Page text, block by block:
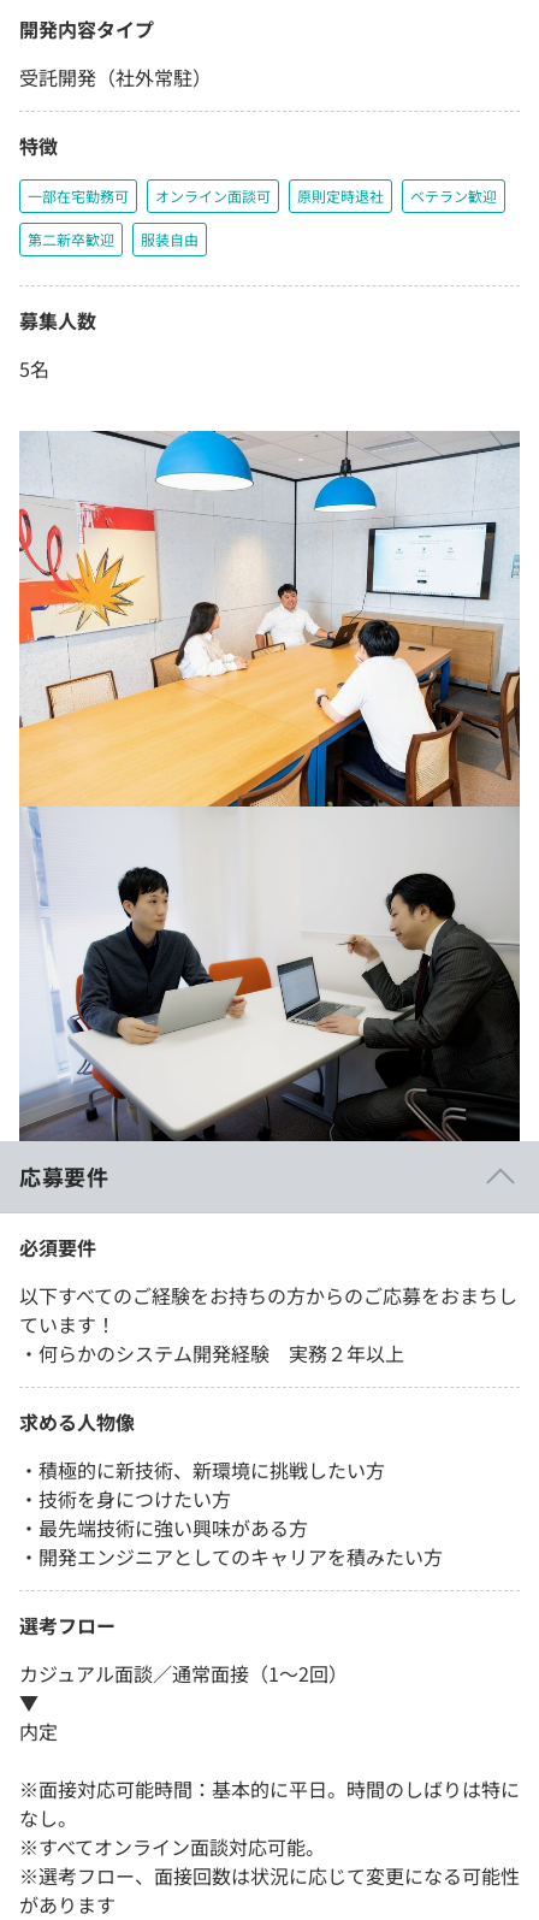
開発内容タイプ
受託開発（社外常駐）
特徴
一部在宅勤務可 オンライン面談可 原則定時退社 ベテラン歓迎
第二新卒歓迎 服装自由
募集人数
5名
応募要件
必須要件
以下すべてのご経験をお持ちの方からのご応募をおまちし
ています！
・何らかのシステム開発経験 実務２年以上
求める人物像
・積極的に新技術、新環境に挑戦したい方
・技術を身につけたい方
・最先端技術に強い興味がある方
・開発エンジニアとしてのキャリアを積みたい方
選考フロー
カジュアル面談／通常面接（1～2回）
▼
内定
※面接対応可能時間：基本的に平日。時間のしばりは特に
なし。
※すべてオンライン面談対応可能。
※選考フロー、面接回数は状況に応じて変更になる可能性
があります